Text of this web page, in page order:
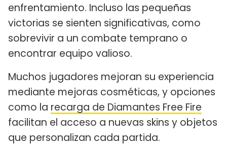
enfrentamiento. Incluso las pequeñas
victorias se sienten significativas, como
sobrevivir a un combate temprano o
encontrar equipo valioso.
Muchos jugadores mejoran su experiencia
mediante mejoras cosméticas, y opciones
como la recarga de Diamantes Free Fire
facilitan el acceso a nuevas skins y objetos
que personalizan cada partida.